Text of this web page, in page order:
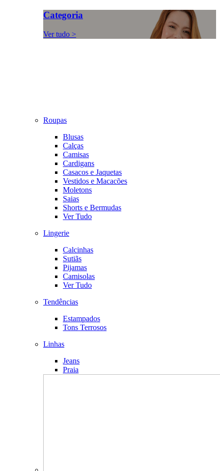
Categoria
Ver tudo >
Roupas
Blusas
Calças
Camisas
Cardigans
Casacos e Jaquetas
Vestidos e Macacões
Moletons
Saias
Shorts e Bermudas
Ver Tudo
Lingerie
Calcinhas
Sutiãs
Pijamas
Camisolas
Ver Tudo
Tendências
Estampados
Tons Terrosos
Linhas
Jeans
Praia